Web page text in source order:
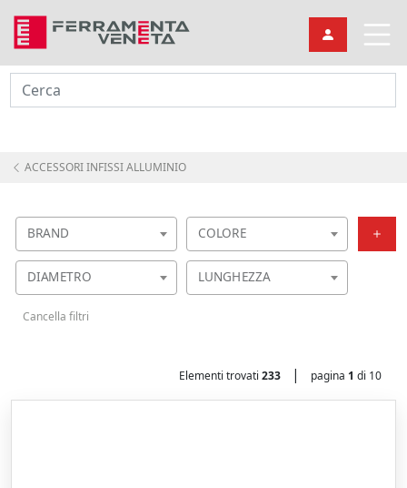
Cerca
ACCESSORI INFISSI ALLUMINIO
BRAND COLORE
DIAMETRO LUNGHEZZA
Cancella filtri
Elementi trovati 233 | pagina 1 di 10